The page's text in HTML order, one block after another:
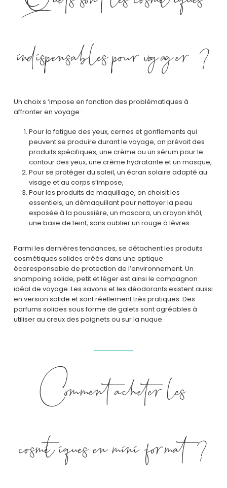
indispensables pour voyager ?
Un choix s ‘impose en fonction des problématiques à
affronter en voyage :
Pour la fatigue des yeux, cernes et gonflements qui
peuvent se produire durant le voyage, on prévoit des
produits spécifiques, une crème ou un sérum pour le
contour des yeux, une crème hydratante et un masque,
Pour se protéger du soleil, un écran solaire adapté au
visage et au corps s’impose,
Pour les produits de maquillage, on choisit les
essentiels, un démaquillant pour nettoyer la peau
exposée à la poussière, un mascara, un crayon khôl,
une base de teint, sans oublier un rouge à lèvres
Parmi les dernières tendances, se détachent les produits
cosmétiques solides créés dans une optique
écoresponsable de protection de l’environnement. Un
shampoing solide, petit et léger est ainsi le compagnon
idéal de voyage. Les savons et les déodorants existent aussi
en version solide et sont réellement très pratiques. Des
parfums solides sous forme de galets sont agréables à
utiliser au creux des poignets ou sur la nuque.
Comment acheter les
cosmétiques en mini-format ?